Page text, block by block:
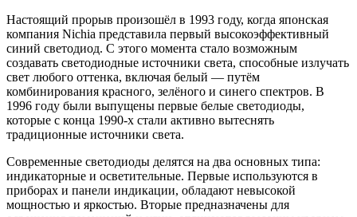
Настоящий прорыв произошёл в 1993 году, когда японская
компания Nichia представила первый высокоэффективный
синий светодиод. С этого момента стало возможным
создавать светодиодные источники света, способные излучать
свет любого оттенка, включая белый — путём
комбинирования красного, зелёного и синего спектров. В
1996 году были выпущены первые белые светодиоды,
которые с конца 1990-х стали активно вытеснять
традиционные источники света.
Современные светодиоды делятся на два основных типа:
индикаторные и осветительные. Первые используются в
приборах и панели индикации, обладают невысокой
мощностью и яркостью. Вторые предназначены для